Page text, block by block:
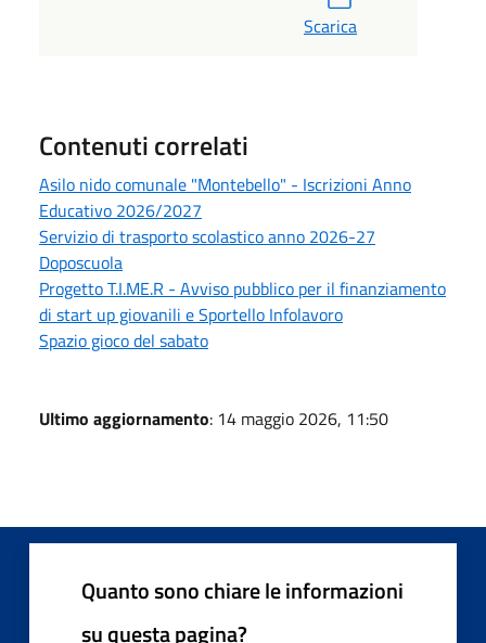
Scarica
Contenuti correlati
Asilo nido comunale "Montebello" - Iscrizioni Anno
Educativo 2026/2027
Servizio di trasporto scolastico anno 2026-27
Doposcuola
Progetto T.I.ME.R - Avviso pubblico per il finanziamento
di start up giovanili e Sportello Infolavoro
Spazio gioco del sabato
Ultimo aggiornamento: 14 maggio 2026, 11:50
Quanto sono chiare le informazioni
su questa pagina?